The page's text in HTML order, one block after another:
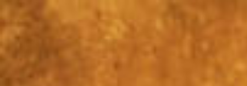
Перейти
контенту